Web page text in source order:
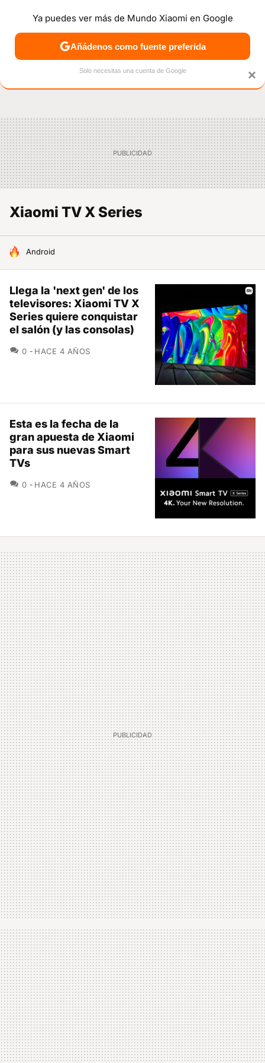
NOTICIAS MÓVILES TUTORIALES OFERTAS
Xiaomi TV X Series
HOY SE HABLA DE
Android
Llega la 'next gen' de los
televisores: Xiaomi TV X
Series quiere conquistar
el salón (y las consolas)
0 COMENTARIOS
HACE 4 AÑOS
Esta es la fecha de la
gran apuesta de Xiaomi
para sus nuevas Smart
TVs
0 COMENTARIOS
HACE 4 AÑOS
×
Ya puedes ver más de Mundo Xiaomi en Google
Añádenos como fuente preferida
Solo necesitas una cuenta de Google